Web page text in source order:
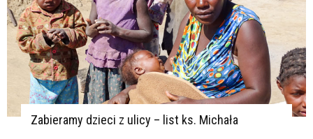
Zabieramy dzieci z ulicy – list ks. Michała